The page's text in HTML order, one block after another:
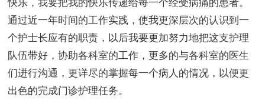
快乐，我要把我的快乐传递给每一个经受病痛的患者。
通过近一年时间的工作实践，使我更深层次的认识到一
个护士长应有的职责，以后我要更加努力地把这支护理
队伍带好，协助各科室的工作，更多的与各科室的医生
们进行沟通，更详尽的掌握每一个病人的情况，以便更
出色的完成门诊护理任务。